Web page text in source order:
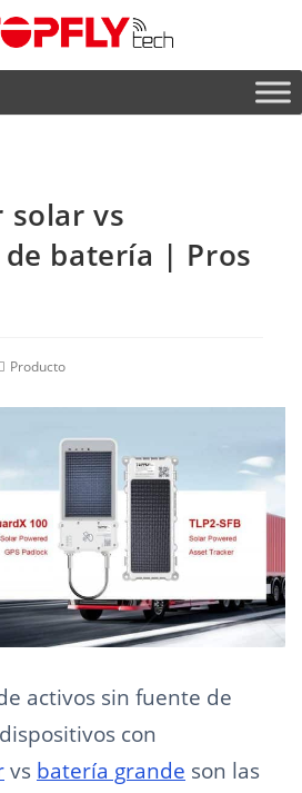
solar vs
batería | Pros
Producto
activos sin fuente de
con
vs batería grande son las